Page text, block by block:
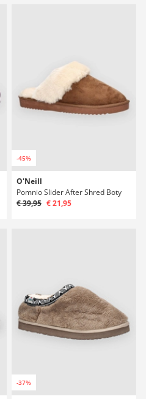
-45%
O'Neill
Pomnio Slider After Shred Boty
€ 39,95 € 21,95
-37%